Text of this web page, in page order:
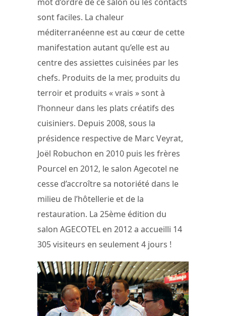
sont faciles. La chaleur
méditerranéenne est au cœur de cette
manifestation autant qu’elle est au
centre des assiettes cuisinées par les
chefs. Produits de la mer, produits du
terroir et produits « vrais » sont à
l’honneur dans les plats créatifs des
cuisiniers. Depuis 2008, sous la
présidence respective de Marc Veyrat,
Joël Robuchon en 2010 puis les frères
Pourcel en 2012, le salon Agecotel ne
cesse d’accroître sa notoriété dans le
milieu de l’hôtellerie et de la
restauration. La 25ème édition du
salon AGECOTEL en 2012 a accueilli 14
305 visiteurs en seulement 4 jours !